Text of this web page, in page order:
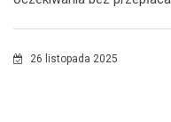
26 listopada 2025